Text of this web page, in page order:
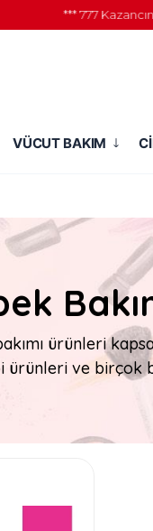
*** 777 Kazancın
VÜCUT BAKIM
ürünleri
ürünleri ve birçok